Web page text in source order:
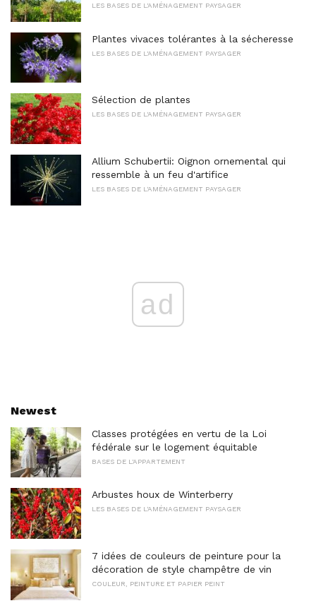
LES BASES DE L'AMÉNAGEMENT PAYSAGER
Plantes vivaces tolérantes à la sécheresse
LES BASES DE L'AMÉNAGEMENT PAYSAGER
Sélection de plantes
LES BASES DE L'AMÉNAGEMENT PAYSAGER
Allium Schubertii: Oignon ornemental qui
ressemble à un feu d'artifice
LES BASES DE L'AMÉNAGEMENT PAYSAGER
ad
Newest
Classes protégées en vertu de la Loi
fédérale sur le logement équitable
BASES DE L'APPARTEMENT
Arbustes houx de Winterberry
LES BASES DE L'AMÉNAGEMENT PAYSAGER
7 idées de couleurs de peinture pour la
décoration de style champêtre de vin
COULEUR, PEINTURE ET PAPIER PEINT